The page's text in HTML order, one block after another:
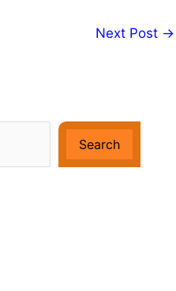
Next Post →
Search